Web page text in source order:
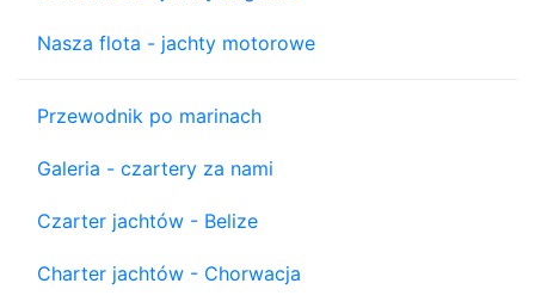
Nasza flota - jachty motorowe
Przewodnik po marinach
Galeria - czartery za nami
Czarter jachtów - Belize
Charter jachtów - Chorwacja